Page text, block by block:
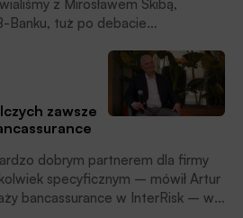
z Mirosławem Skibą,
Banku, tuż po debacie
Bankowości Spółdzielczej 2026.
zawsze
dobrym partnerem dla firmy
specyficznym – mówił Artur
bancassurance w InterRisk – w